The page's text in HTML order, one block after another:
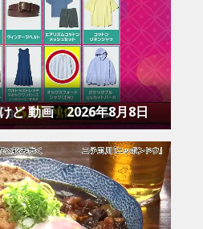
ど 動画 2026年8月8日